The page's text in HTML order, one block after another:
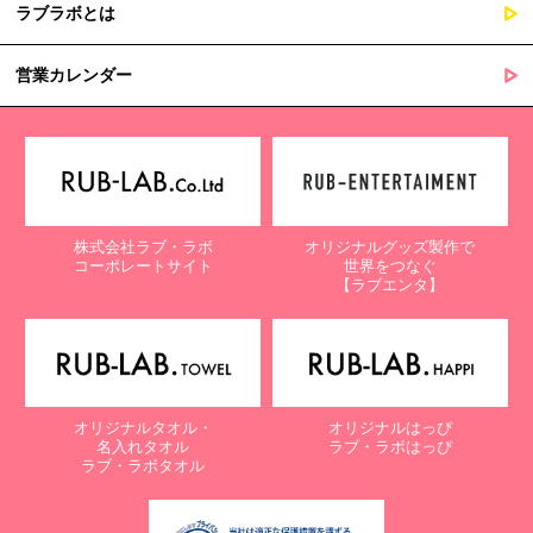
ラブラボとは
営業カレンダー
株式会社ラブ・ラボ
コーポレートサイト
オリジナルグッズ製作で
世界をつなぐ
【ラブエンタ】
オリジナルタオル・
名入れタオル
ラブ・ラボタオル
オリジナルはっぴ
ラブ・ラボはっぴ